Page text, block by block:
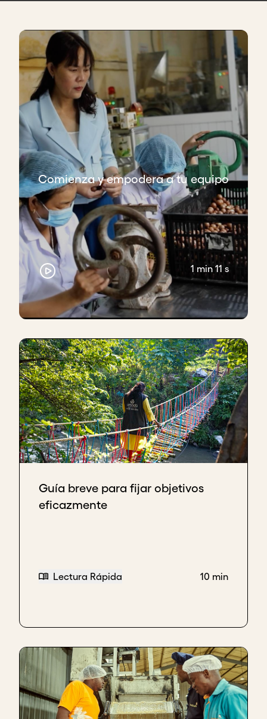
Comienza y empodera a tu equipo
1 min 11 s
​​Guía breve para fijar objetivos
eficazmente
Lectura Rápida 10 min